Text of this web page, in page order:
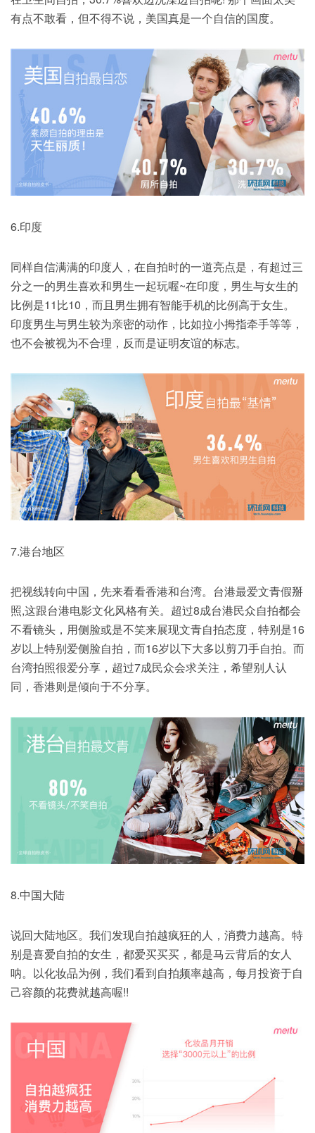
有点不敢看，但不得不说，美国真是一个自信的国度。
6.印度
同样自信满满的印度人，在自拍时的一道亮点是，有超过三
分之一的男生喜欢和男生一起玩喔~在印度，男生与女生的
比例是11比10，而且男生拥有智能手机的比例高于女生。
印度男生与男生较为亲密的动作，比如拉小拇指牵手等等，
也不会被视为不合理，反而是证明友谊的标志。
7.港台地区
把视线转向中国，先来看看香港和台湾。台港最爱文青假掰
照,这跟台港电影文化风格有关。超过8成台港民众自拍都会
不看镜头，用侧脸或是不笑来展现文青自拍态度，特别是16
岁以上特别爱侧脸自拍，而16岁以下大多以剪刀手自拍。而
台湾拍照很爱分享，超过7成民众会求关注，希望别人认
同，香港则是倾向于不分享。
8.中国大陆
说回大陆地区。我们发现自拍越疯狂的人，消费力越高。特
别是喜爱自拍的女生，都爱买买买，都是马云背后的女人
呐。以化妆品为例，我们看到自拍频率越高，每月投资于自
己容颜的花费就越高喔!!